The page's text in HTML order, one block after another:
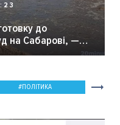
до
на Сабарові, —
ПОЛІТИКА